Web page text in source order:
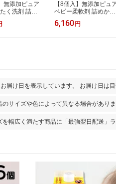
無添加ピュア
く洗剤 詰め
ヵ月〜
剤 衣類洗剤
【8個入】無添加ピュ
ベビー柔軟剤 詰めかえ
用 1000ml|0ヵ月〜 洗剤
洗濯洗剤 衣類洗剤 衣類
6,160 円
届け日を表示しています。 お届け日は
サイズや色によって異なる場合があり
幅広く満たす商品に「最強翌日配送」ラ